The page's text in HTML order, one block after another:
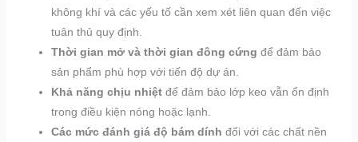
không khí và các yếu tố cần xem xét liên quan đến việc
tuân thủ quy định.
Thời gian mở và thời gian đông cứng để đảm bảo
sản phẩm phù hợp với tiến độ dự án.
Khả năng chịu nhiệtđể đảm bảo lớp keo vẫn ổn định
trong điều kiện nóng hoặc lạnh.
Các mức đánh giá độ bám dính đối với các chất nền